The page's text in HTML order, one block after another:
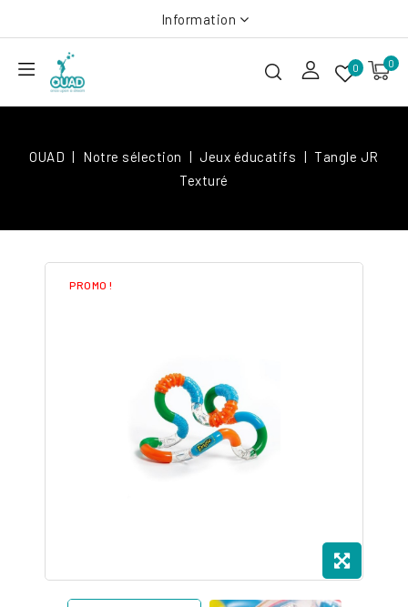
Information
0
0
OUAD Notre sélection Jeux éducatifs
Tangle JR
Texturé
PROMO !